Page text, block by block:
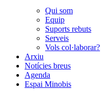
Qui som
Equip
Suports rebuts
Serveis
Vols col·laborar?
Arxiu
Notícies breus
Agenda
Espai Minobis